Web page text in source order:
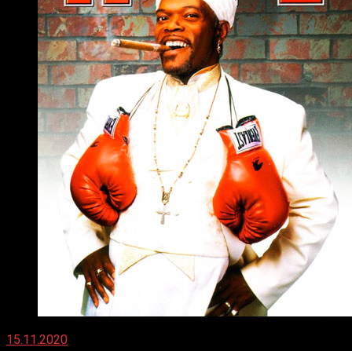
15.11.2020